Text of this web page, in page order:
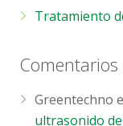
Tratamiento
Greentechno
ultrasonido